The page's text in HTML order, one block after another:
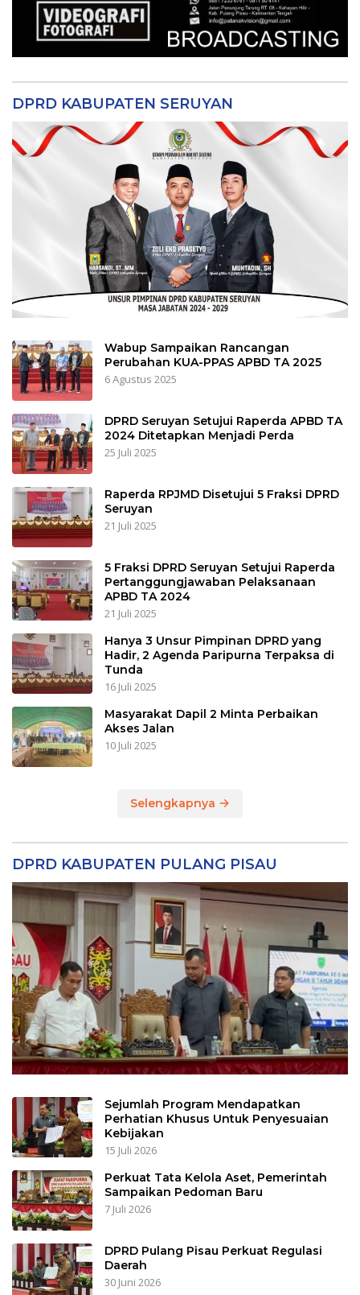
DPRD KABUPATEN SERUYAN
Wabup Sampaikan Rancangan
Perubahan KUA-PPAS APBD TA 2025
6 Agustus 2025
DPRD Seruyan Setujui Raperda APBD TA
2024 Ditetapkan Menjadi Perda
25 Juli 2025
Raperda RPJMD Disetujui 5 Fraksi DPRD
Seruyan
21 Juli 2025
5 Fraksi DPRD Seruyan Setujui Raperda
Pertanggungjawaban Pelaksanaan
APBD TA 2024
21 Juli 2025
Hanya 3 Unsur Pimpinan DPRD yang
Hadir, 2 Agenda Paripurna Terpaksa di
Tunda
16 Juli 2025
Masyarakat Dapil 2 Minta Perbaikan
Akses Jalan
10 Juli 2025
Selengkapnya
DPRD KABUPATEN PULANG PISAU
Sejumlah Program Mendapatkan
Perhatian Khusus Untuk Penyesuaian
Kebijakan
15 Juli 2026
Perkuat Tata Kelola Aset, Pemerintah
Sampaikan Pedoman Baru
7 Juli 2026
DPRD Pulang Pisau Perkuat Regulasi
Daerah
30 Juni 2026